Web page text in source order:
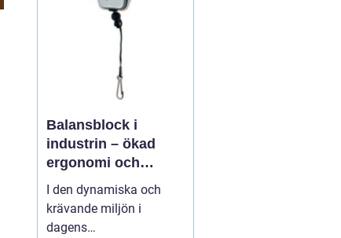
Balansblock i
industrin – ökad
ergonomi och
effektivitet
I den dynamiska och
krävande miljön i
dagens